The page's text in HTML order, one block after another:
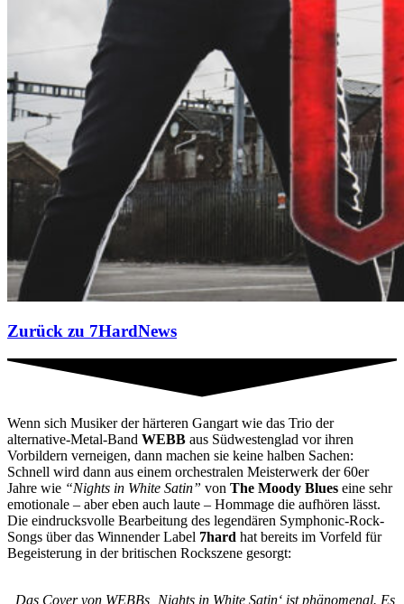
Zurück zu 7HardNews
Wenn sich Musiker der härteren Gangart wie das Trio der
alternative-Metal-Band WEBB aus Südwestenglad vor ihren
Vorbildern verneigen, dann machen sie keine halben Sachen:
Schnell wird dann aus einem orchestralen Meisterwerk der 60er
Jahre wie “Nights in White Satin” von The Moody Blues eine sehr
emotionale – aber eben auch laute – Hommage die aufhören lässt.
Die eindrucksvolle Bearbeitung des legendären Symphonic-Rock-
Songs über das Winnender Label 7hard hat bereits im Vorfeld für
Begeisterung in der britischen Rockszene gesorgt:
„Das Cover von WEBBs ‚Nights in White Satin‘ ist phänomenal. Es